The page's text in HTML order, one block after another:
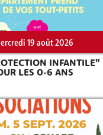
19 août 2026
INFANTILE”
LES 0-6 ANS